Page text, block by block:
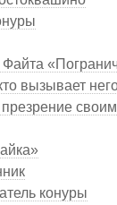
вызывает
презрение
конуры